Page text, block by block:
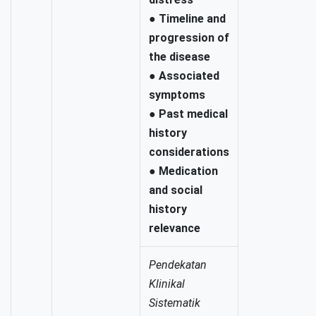
● Timeline and
progression of
the disease
● Associated
symptoms
● Past medical
history
considerations
● Medication
and social
history
relevance
Pendekatan
Klinikal
Sistematik